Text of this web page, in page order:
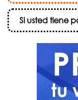
Si usted tiene